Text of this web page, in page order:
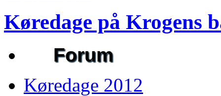
Køredage på Krogens
Forum
Køredage 2012